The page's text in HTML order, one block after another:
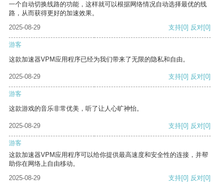
一个自动切换线路的功能，这样就可以根据网络情况自动选择最优的线
路，从而获得更好的加速效果。
2025-08-29
支持[0] 反对[0]
游客
这款加速器VPM应用程序已经为我们带来了无限的隐私和自由。
2025-08-29 支持[0] 反对[0]
游客
这款游戏的音乐非常优美，听了让人心旷神怡。
2025-08-29 支持[0] 反对[0]
游客
这款加速器VPM应用程序可以给你提供最高速度和安全性的连接，并帮
助你在网络上自由移动。
2025-08-29
支持[0] 反对[0]